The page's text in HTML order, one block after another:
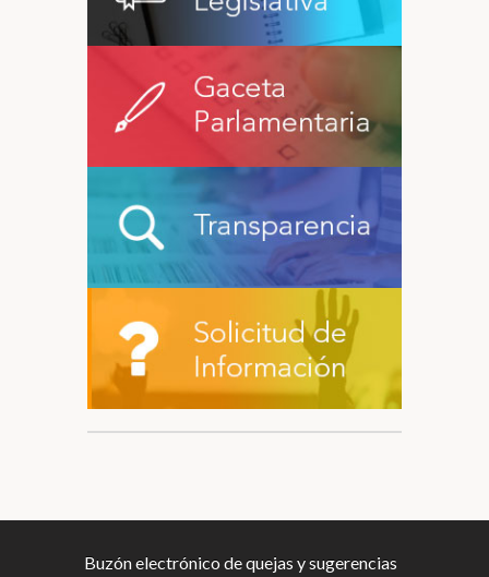
Buzón electrónico de quejas y sugerencias